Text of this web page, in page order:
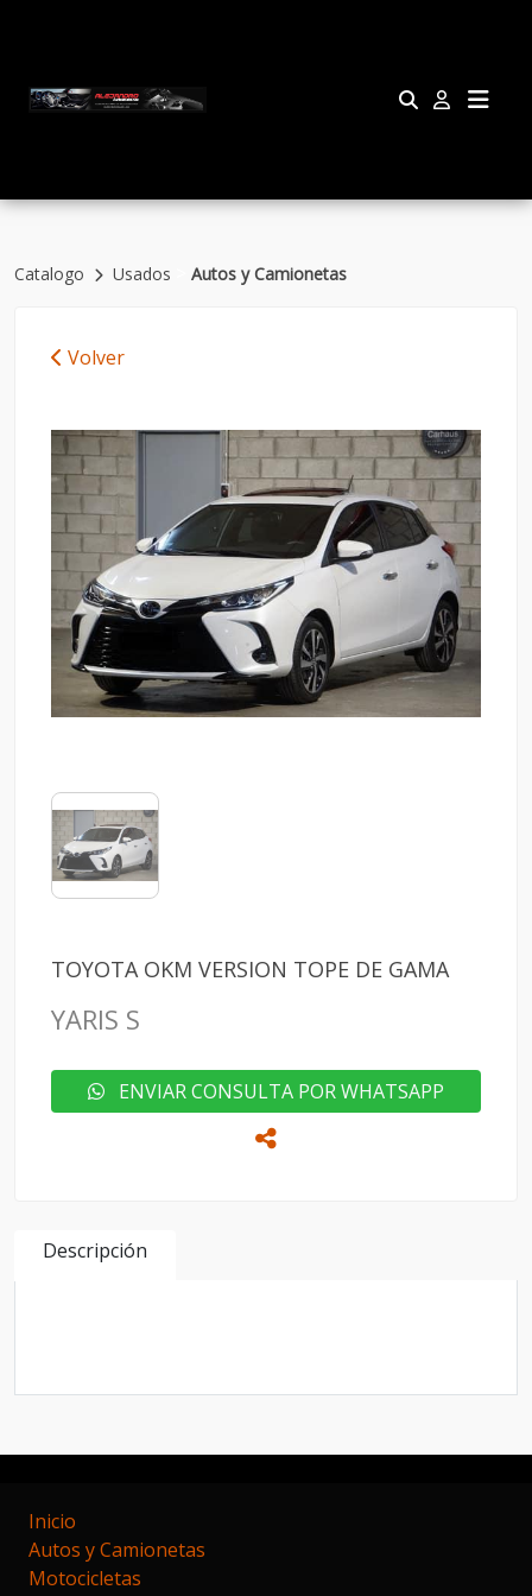
Catalogo Usados Autos y Camionetas
Volver
TOYOTA OKM VERSION TOPE DE GAMA
YARIS S
ENVIAR CONSULTA POR WHATSAPP
Descripción
Inicio
Autos y Camionetas
Motocicletas